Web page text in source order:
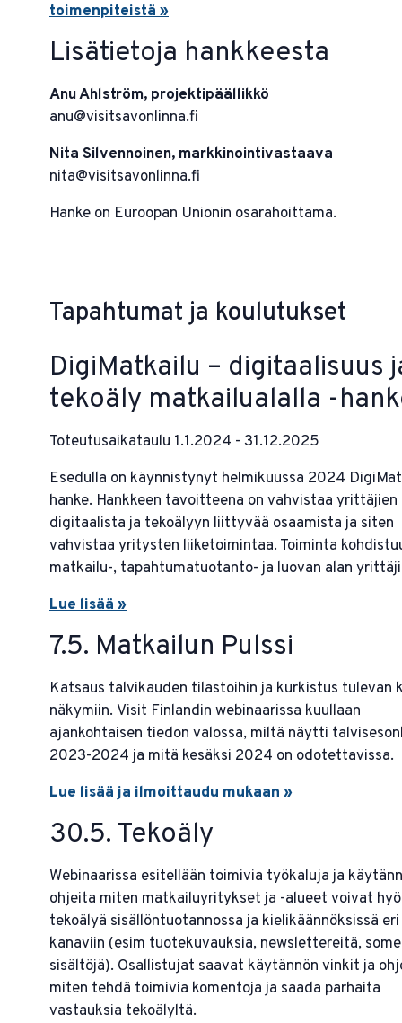
toimenpiteistä »
Lisätietoja hankkeesta
Anu Ahlström, projektipäällikkö
anu@visitsavonlinna.fi
Nita Silvennoinen, markkinointivastaava
nita@visitsavonlinna.fi
Hanke on Euroopan Unionin osarahoittama.
Tapahtumat ja koulutukset
DigiMatkailu – digitaalisuus
tekoäly matkailualalla -
Toteutusaikataulu 1.1.2024 - 31.12.2025
Esedulla on käynnistynyt helmikuussa 2024
hanke. Hankkeen tavoitteena on vahvistaa yrittäjien
digitaalista ja tekoälyyn liittyvää osaamista ja siten
vahvistaa yritysten liiketoimintaa. Toiminta
matkailu-, tapahtumatuotanto- ja luovan alan
Lue lisää »
7.5. Matkailun Pulssi
Katsaus talvikauden tilastoihin ja kurkistus tulevan
näkymiin. Visit Finlandin webinaarissa kuullaan
ajankohtaisen tiedon valossa, miltä näytti
2023-2024 ja mitä kesäksi 2024 on odotettavissa.
Lue lisää ja ilmoittaudu mukaan »
30.5. Tekoäly
Webinaarissa esitellään toimivia työkaluja ja
ohjeita miten matkailuyritykset ja -alueet voivat
tekoälyä sisällöntuotannossa ja kielikäännöksissä eri
kanaviin (esim tuotekuvauksia, newslettereitä,
sisältöjä). Osallistujat saavat käytännön vinkit ja
miten tehdä toimivia komentoja ja saada parhaita
vastauksia tekoälyltä.